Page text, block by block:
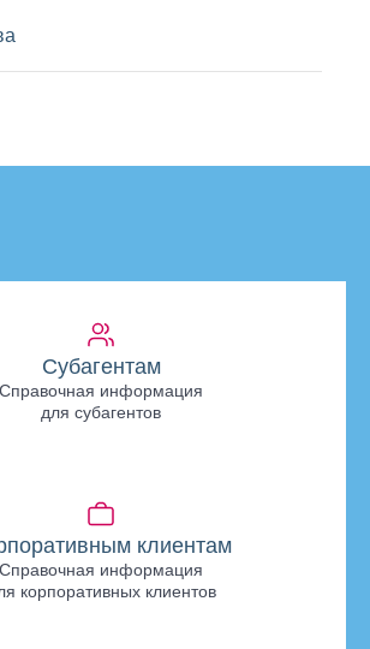
Субагентам
Справочная информация
для субагентов
клиентам
Справочная информация
корпоративных клиентов